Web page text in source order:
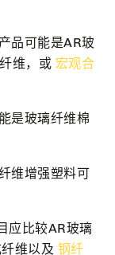
品可能是AR玻
维，或 宏观合
是玻璃纤维棉
维增强塑料可
应比较AR玻璃
维以及 钢纤